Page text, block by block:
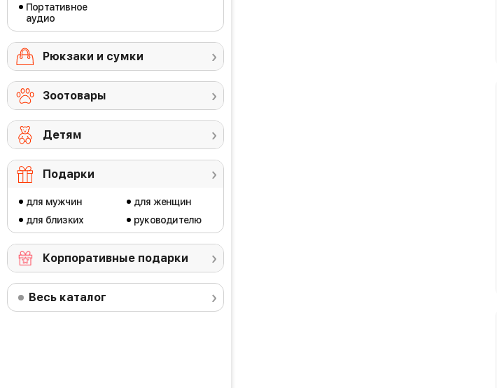
Портативное
аудио
Рюкзаки и сумки
Зоотовары
Детям
Подарки
для мужчин
для близких
для женщин
руководителю
Корпоративные подарки
Весь каталог